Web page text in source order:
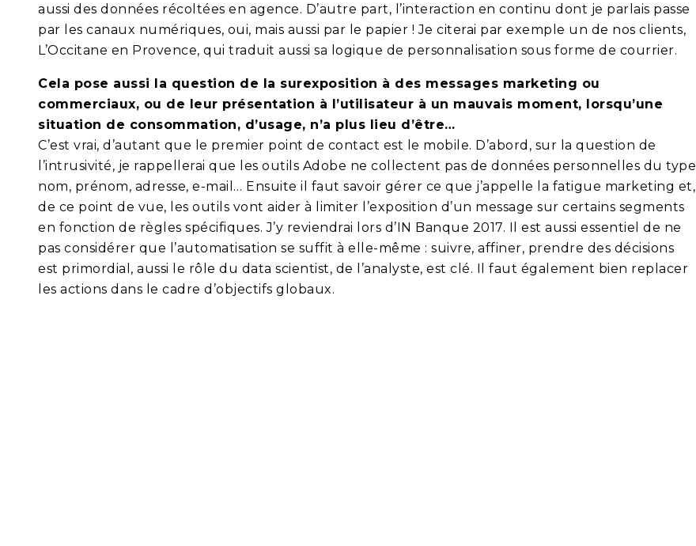
aussi des données récoltées en agence. D’autre part, l’interaction en continu dont je parlais passe
par les canaux numériques, oui, mais aussi par le papier ! Je citerai par exemple un de nos clients,
L’Occitane en Provence, qui traduit aussi sa logique de personnalisation sous forme de courrier.
Cela pose aussi la question de la surexposition à des messages marketing ou
commerciaux, ou de leur présentation à l’utilisateur à un mauvais moment, lorsqu’une
situation de consommation, d’usage, n’a plus lieu d’être…
C’est vrai, d’autant que le premier point de contact est le mobile. D’abord, sur la question de
l’intrusivité, je rappellerai que les outils Adobe ne collectent pas de données personnelles du type
nom, prénom, adresse, e-mail… Ensuite il faut savoir gérer ce que j’appelle la fatigue marketing et,
de ce point de vue, les outils vont aider à limiter l’exposition d’un message sur certains segments
en fonction de règles spécifiques. J’y reviendrai lors d’IN Banque 2017. Il est aussi essentiel de ne
pas considérer que l’automatisation se suffit à elle-même : suivre, affiner, prendre des décisions
est primordial, aussi le rôle du data scientist, de l’analyste, est clé. Il faut également bien replacer
les actions dans le cadre d’objectifs globaux.